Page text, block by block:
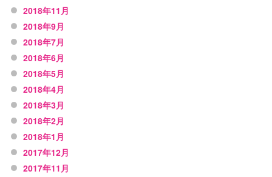
2018年11月
2018年9月
2018年7月
2018年6月
2018年5月
2018年4月
2018年3月
2018年2月
2018年1月
2017年12月
2017年11月